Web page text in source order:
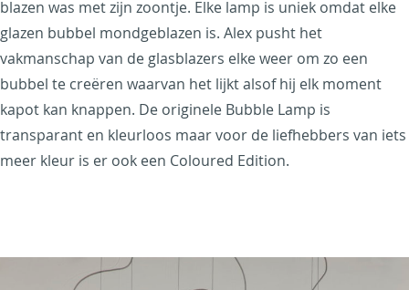
blazen was met zijn zoontje. Elke lamp is uniek omdat elke
glazen bubbel mondgeblazen is. Alex pusht het
vakmanschap van de glasblazers elke weer om zo een
bubbel te creëren waarvan het lijkt alsof hij elk moment
kapot kan knappen. De originele Bubble Lamp is
transparant en kleurloos maar voor de liefhebbers van iets
meer kleur is er ook een Coloured Edition.